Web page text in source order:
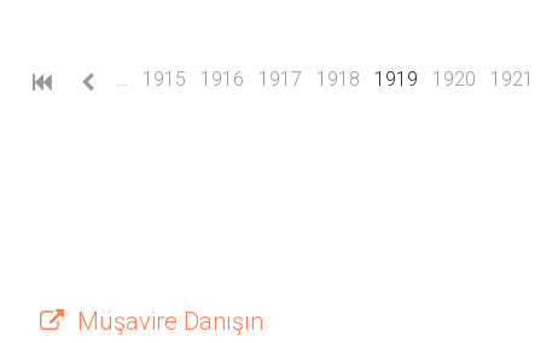
1915 1916 1917 1918 1919 (current)
1920 1921
Müşavire Danışın